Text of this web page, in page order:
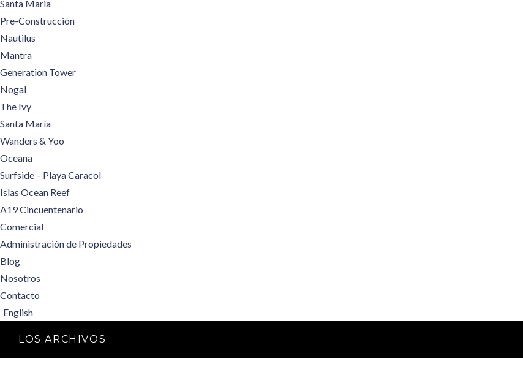
Santa Maria
Pre-Construcción
Nautilus
Mantra
Generation Tower
Nogal
The Ivy
Santa María
Wanders & Yoo
Oceana
Surfside – Playa Caracol
Islas Ocean Reef
A19 Cincuentenario
Comercial
Administración de Propiedades
Blog
Nosotros
Contacto
English
LOS ARCHIVOS